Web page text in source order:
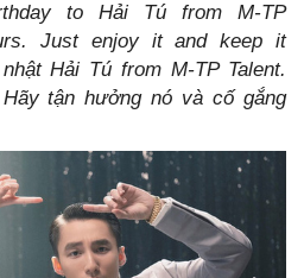
to Hải Tú from M-TP
Just enjoy it and keep it
Hải Tú from M-TP Talent.
tận hưởng nó và cố gắng